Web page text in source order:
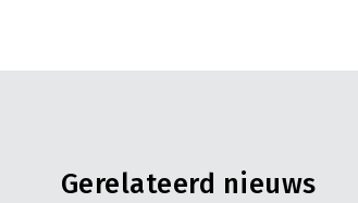
Gerelateerd nieuws